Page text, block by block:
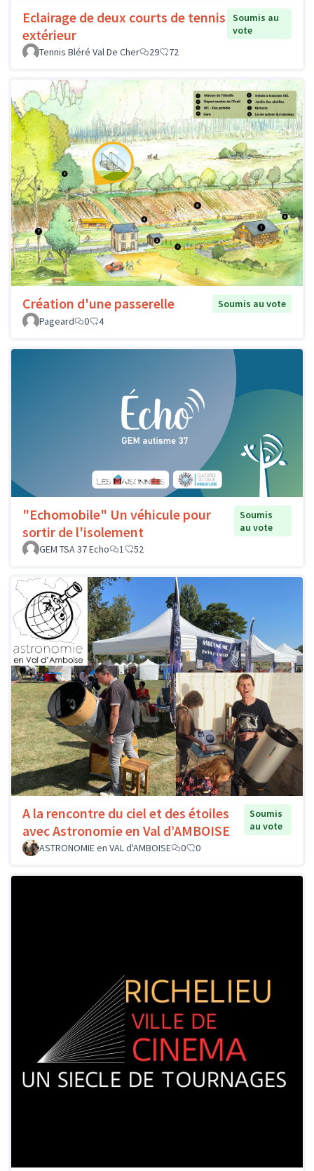
Eclairage de deux courts de tennis
extérieur
Soumis au
vote
Tennis Bléré Val De Cher
29 72
Création d'une passerelle
Soumis au vote
Pageard
0 4
"Echomobile" Un véhicule pour
sortir de l'isolement
Soumis
au vote
GEM TSA 37 Echo
1 52
A la rencontre du ciel et des étoiles
avec Astronomie en Val d’AMBOISE
Soumis
au vote
ASTRONOMIE en VAL d'AMBOISE
0 0